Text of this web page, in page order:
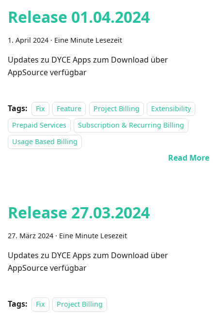
Release 01.04.2024
1. April 2024 · Eine Minute Lesezeit
Updates zu DYCE Apps zum Download über
AppSource verfügbar
Tags: Fix Feature Project Billing
Extensibility
Prepaid Services
Subscription & Recurring Billing
Usage Based Billing
Read More
Release 27.03.2024
27. März 2024 · Eine Minute Lesezeit
Updates zu DYCE Apps zum Download über
AppSource verfügbar
Tags: Fix Project Billing